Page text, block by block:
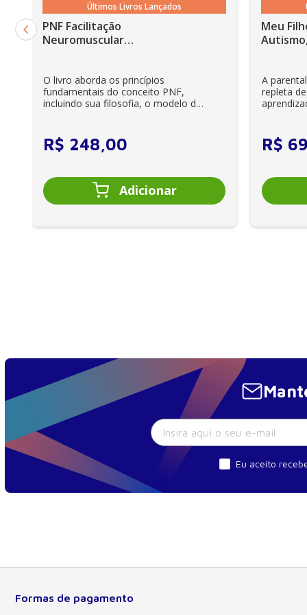
19. Queimaduras
20. Disfunções vasculares periféricas e lesões
Últimos Livros Lançados
PNF Facilitação
Neuromuscular
O livro aborda os princípios
fundamentais do conceito PNF,
incluindo sua filosofia, o modelo da
R$ 248,00
Meu
A
repleta
R$ 69
Eu aceito
Sobre a Manole
Formas de pagamento